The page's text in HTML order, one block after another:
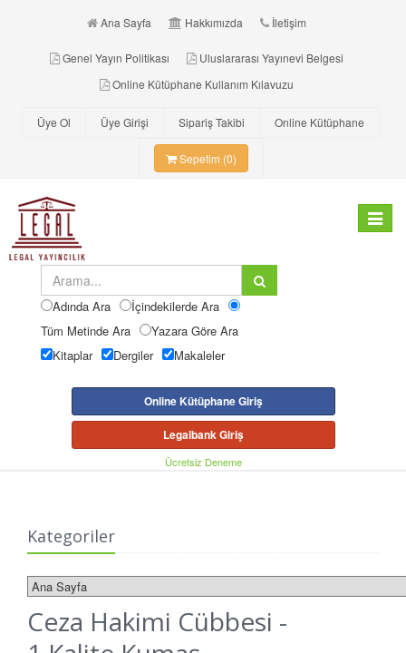
Ana Sayfa Hakkımızda İletişim
Genel Yayın Politikası
Uluslararası Yayınevi Belgesi
Online Kütüphane Kullanım Kılavuzu
Üye Ol Üye Girişi Sipariş Takibi Online Kütüphane
Sepetim (0)
Toggle
Adında Ara
İçindekilerde Ara
Tüm Metinde Ara
Yazara Göre Ara
Kitaplar
Dergiler Makaleler
Online Kütüphane Giriş
Legalbank Giriş
Ücretsiz Deneme
Kategoriler
Ceza Hakimi Cübbesi -